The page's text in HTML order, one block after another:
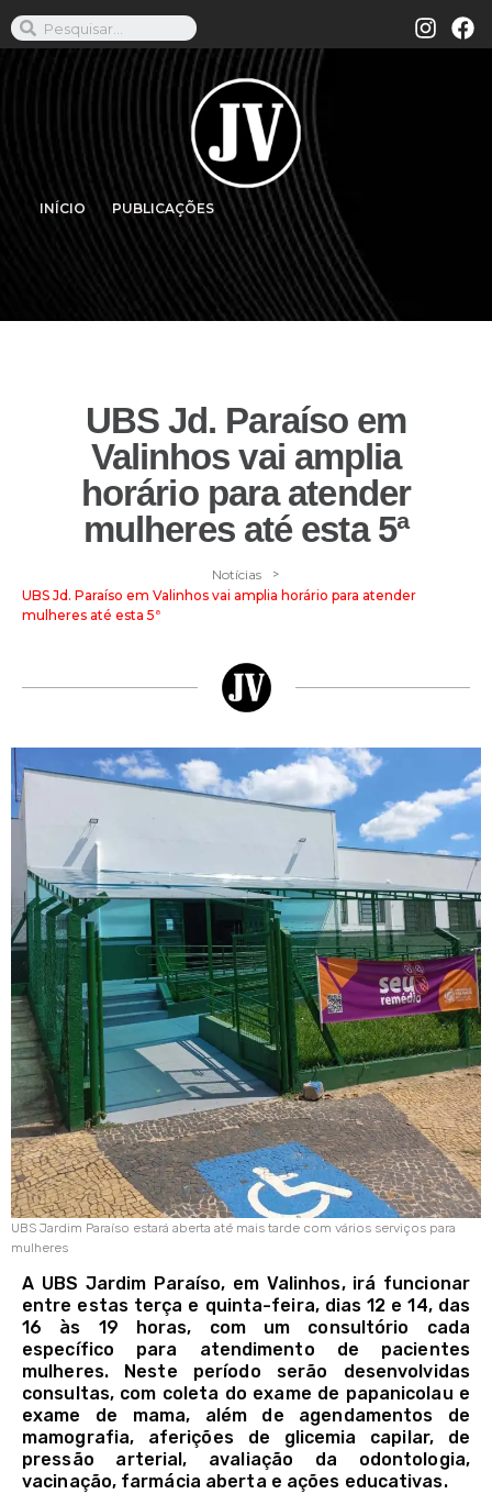
INÍCIO PUBLICAÇÕES
UBS Jd. Paraíso em
Valinhos vai amplia
horário para atender
mulheres até esta 5ª
Notícias >
UBS Jd. Paraíso em Valinhos vai amplia horário para atender
mulheres até esta 5ª
UBS Jardim Paraíso estará aberta até mais tarde com vários serviços para
mulheres
A UBS Jardim Paraíso, em Valinhos, irá funcionar
entre estas terça e quinta-feira, dias 12 e 14, das
16 às 19 horas, com um consultório cada
específico para atendimento de pacientes
mulheres. Neste período serão desenvolvidas
consultas, com coleta do exame de papanicolau e
exame de mama, além de agendamentos de
mamografia, aferições de glicemia capilar, de
pressão arterial, avaliação da odontologia,
vacinação, farmácia aberta e ações educativas.